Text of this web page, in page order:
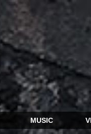
MUSIC